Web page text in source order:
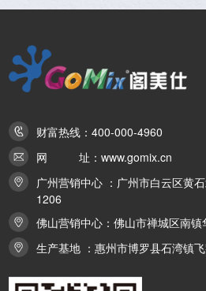
财富热线：400-000-4960
网 址：www.gomix.cn
广州营销中心 ：广州市白云区黄
1206
佛山营销中心：佛山市禅城区南
生产基地 ：惠州市博罗县石湾镇